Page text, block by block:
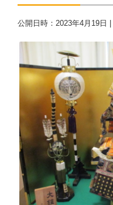
公開日時： 2023年4月19日